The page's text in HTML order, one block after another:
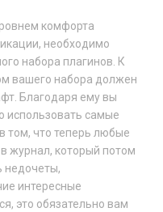
комфорта
необходимо
набора плагинов. К
вашего набора должен
Благодаря ему вы
использовать самые
том, что теперь любые
журнал, который потом
недочеты,
интересные
это обязательно вам